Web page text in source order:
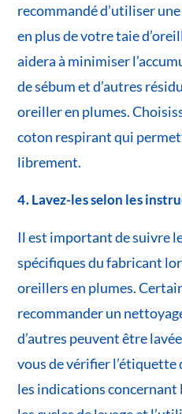
recommandé d’utiliser
en plus de votre taie
aidera à minimiser
de sébum et d’autres
oreiller en plumes.
coton respirant qui
librement.
4. Lavez-les selon les
Il est important de suivre
spécifiques du fabricant
oreillers en plumes.
recommander un
d’autres peuvent être
vous de vérifier
les indications concernant